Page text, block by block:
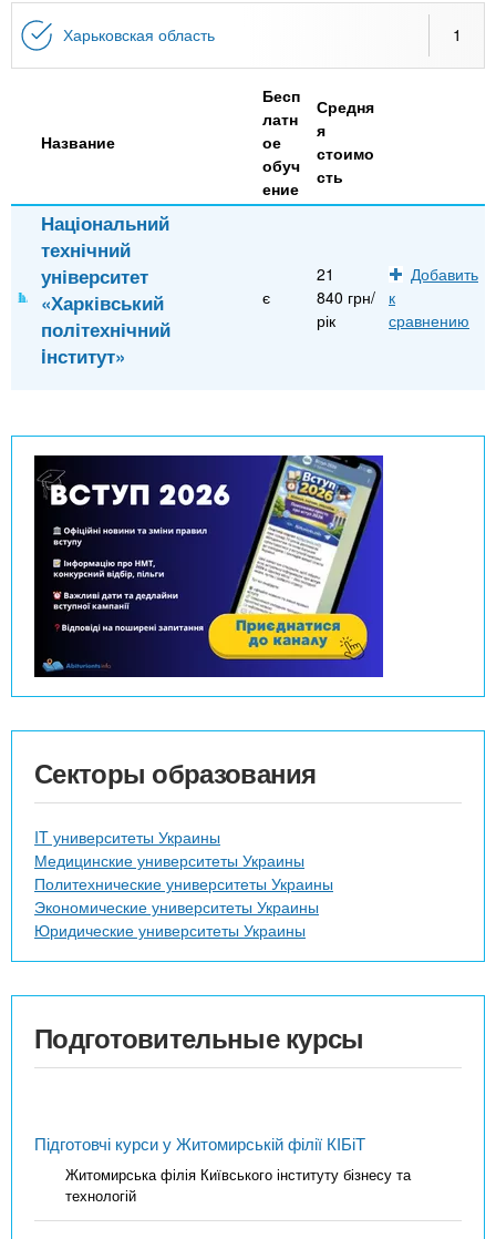
n
t
s
.
n
o
а
е
й
Онлайн курсы
За рубежом
Харьковская область 1
Название
Бесп
латн
ое
обуч
ение
Средня
я
стоимо
сть
Національний
технічний
університет
«Харківський
політехнічний
iнститут»
є
21
840 грн/
рік
Добавить
к
сравнению
Секторы образования
IT университеты Украины
Медицинские университеты Украины
Политехнические университеты Украины
Экономические университеты Украины
Юридические университеты Украины
Подготовительные курсы
Підготовчі курси у Житомирській філії КІБіТ
Житомирська філія Київського інституту бізнесу та
технологій